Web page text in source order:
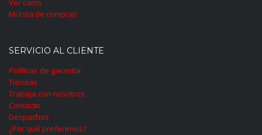
Ver carro
Mi lista de compras
SERVICIO AL CLIENTE
Políticas de garantía
Tiendas
Trabaja con nosotros
Contacto
Despachos
¿Por qué preferirnos?